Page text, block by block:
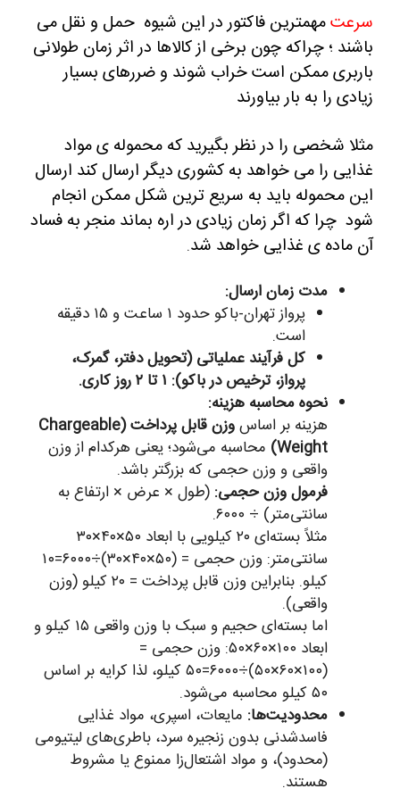
سرعتمهمترین فاکتور در این شیوه حمل و نقل می
باشند ؛ چراکه چون برخی از کالاها در اثر زمان طولانی
باربری ممکن است خراب شوند و ضررهای بسیار
زیادی را به بار بیاورند
مثلا شخصی را در نظر بگیرید که محموله ی مواد
غذایی را می خواهد به کشوری دیگر ارسال کندارسال
این محموله باید به سریع ترین شکل ممکن انجام
شود چرا که اگر زمان زیادی در اره بماند منجر به فساد
آن ماده ی غذایی خواهد شد.
مدت زمان ارسال:
پرواز تهران-باکو حدود ۱ ساعت و ۱۵ دقیقه
است.
کل فرآیند عملیاتی (تحویل دفتر، گمرک،
پرواز، ترخیص در باکو): ۱ تا ۲ روز کاری.
نحوه محاسبه هزینه:
هزینه بر اساس
وزن قابل پرداخت (Chargeable
Weight) محاسبه می‌شود؛ یعنی هرکدام از وزن
واقعی و وزن حجمی که بزرگتر باشد.
فرمول وزن حجمی:(طول × عرض × ارتفاع به
سانتی‌متر) ÷ ۶۰۰۰.
مثلاً بسته‌ای ۲۰ کیلویی با ابعاد ۵۰×۴۰×۳۰
سانتی‌متر: وزن حجمی = (۵۰×۴۰×۳۰)÷۶۰۰۰=۱۰
کیلو. بنابراین وزن قابل پرداخت = ۲۰ کیلو (وزن
واقعی).
اما بسته‌ای حجیم و سبک با وزن واقعی ۱۵ کیلو و
ابعاد ۱۰۰×۶۰×۵۰: وزن حجمی =
(۱۰۰×۶۰×۵۰)÷۶۰۰۰=۵۰ کیلو، لذا کرایه بر اساس
۵۰ کیلو محاسبه می‌شود.
محدودیت‌ها:مایعات، اسپری، مواد غذایی
فاسدشدنی بدون زنجیره سرد، باطری‌های لیتیومی
(محدود)، و مواد اشتعال‌زا ممنوع یا مشروط
هستند.